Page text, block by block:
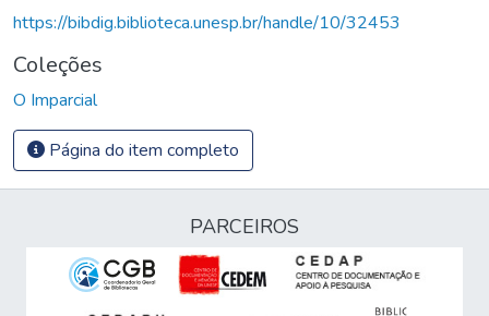
https://bibdig.biblioteca.unesp.br/handle/10/32453
Coleções
O Imparcial
Página do item completo
PARCEIROS